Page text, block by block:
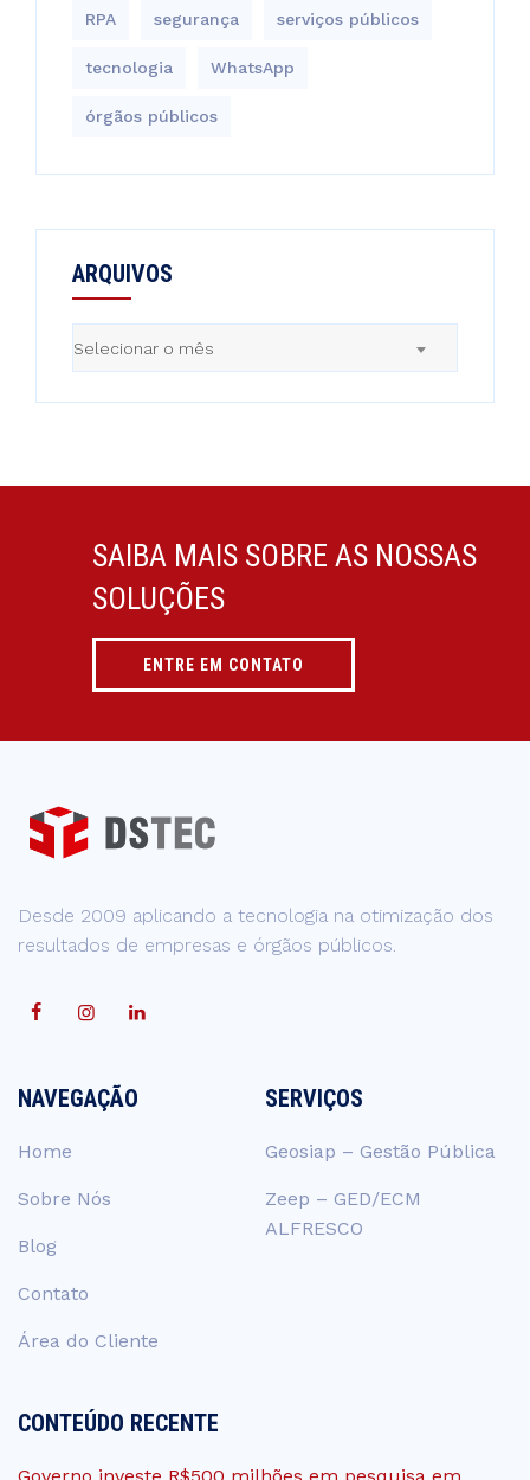
RPA segurança serviços públicos
tecnologia WhatsApp
órgãos públicos
ARQUIVOS
Selecionar o mês
SAIBA MAIS SOBRE AS NOSSAS
SOLUÇÕES
ENTRE EM CONTATO
Desde 2009 aplicando a tecnologia na otimização dos
resultados de empresas e órgãos públicos.
NAVEGAÇÃO
Home
Sobre Nós
Blog
Contato
Área do Cliente
SERVIÇOS
Geosiap – Gestão Pública
Zeep – GED/ECM
ALFRESCO
CONTEÚDO RECENTE